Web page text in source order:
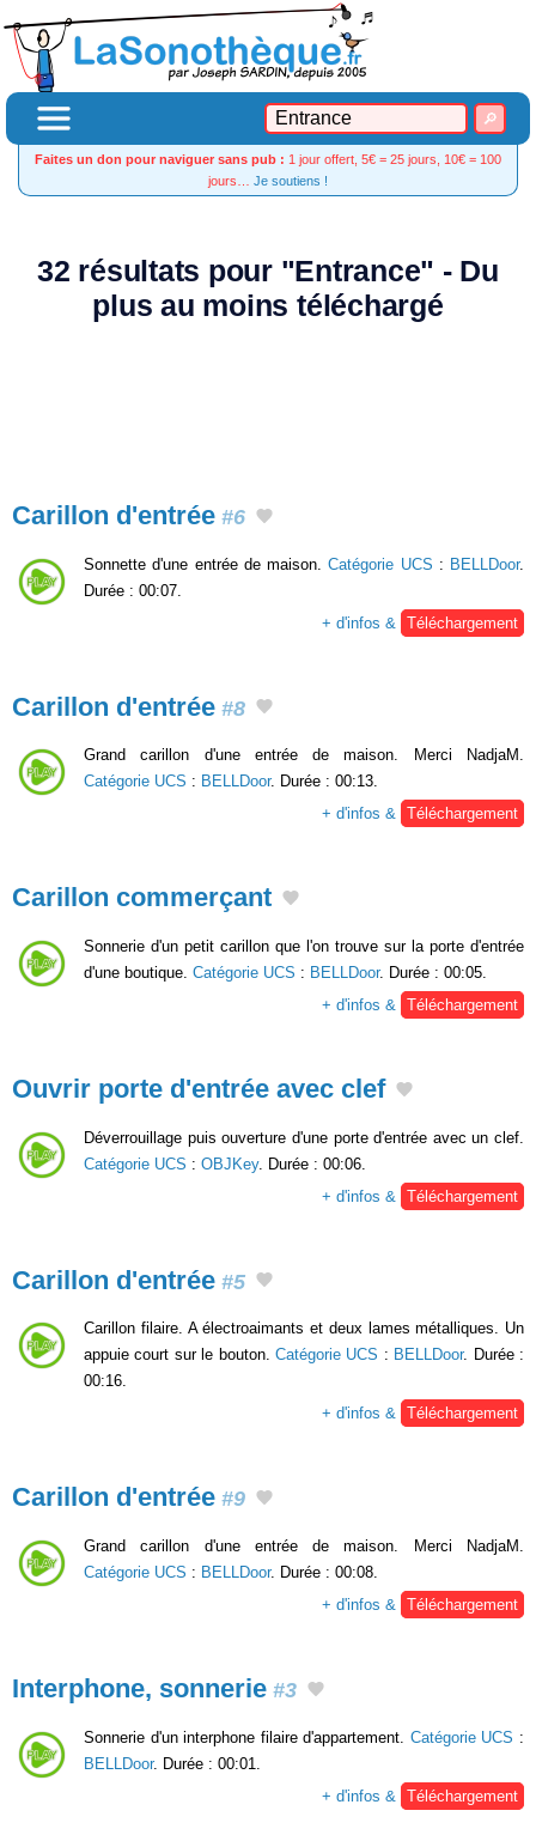
Faites un don pour naviguer sans pub : 1 jour offert, 5€ = 25 jours, 10€ = 100
jours… Je soutiens !
32 résultats pour "Entrance" - Du
plus au moins téléchargé
Carillon d'entrée #6
Sonnette d'une entrée de maison.Catégorie UCS : BELLDoor.
Durée : 00:07.
+ d'infos &
Téléchargement
Carillon d'entrée #8
Grand carillon d'une entrée de maison. Merci NadjaM.
Catégorie UCS : BELLDoor. Durée : 00:13.
+ d'infos & Téléchargement
Carillon commerçant
Sonnerie d'un petit carillon que l'on trouve sur la porte d'entrée
d'une boutique. Catégorie UCS : BELLDoor. Durée : 00:05.
+ d'infos &
Téléchargement
Ouvrir porte d'entrée avec clef
Déverrouillage puis ouverture d'une porte d'entrée avec un clef.
Catégorie UCS : OBJKey. Durée : 00:06.
+ d'infos &
Téléchargement
Carillon d'entrée #5
Carillon filaire. A électroaimants et deux lames métalliques. Un
appuie court sur le bouton. Catégorie UCS : BELLDoor. Durée :
00:16.
+ d'infos & Téléchargement
Carillon d'entrée #9
Grand carillon d'une entrée de maison. Merci NadjaM.
Catégorie UCS : BELLDoor. Durée : 00:08.
+ d'infos &
Téléchargement
Interphone, sonnerie #3
Sonnerie d'un interphone filaire d'appartement. Catégorie UCS :
BELLDoor. Durée : 00:01.
+ d'infos &
Téléchargement